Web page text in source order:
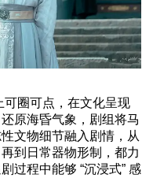
圈可点，在文化呈现
原海昏气象，剧组将马
文物细节融入剧情，从
到日常器物形制，都力
过程中能够 “沉浸式” 感